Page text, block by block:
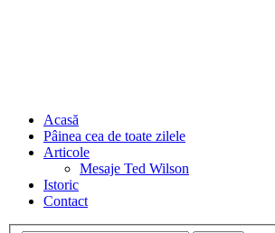
Acasă
Pâinea cea de toate zilele
Articole
Mesaje Ted Wilson
Istoric
Contact